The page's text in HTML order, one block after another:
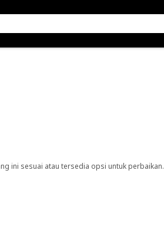
ini sesuai atau tersedia opsi untuk perbaikan.